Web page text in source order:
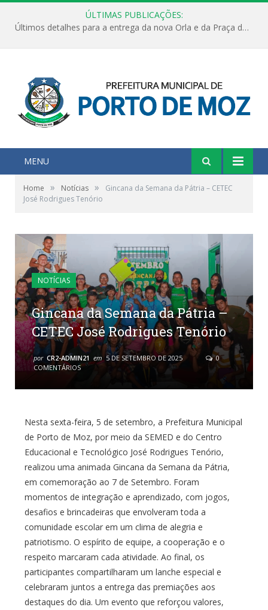
ÚLTIMAS PUBLICAÇÕES:
Últimos detalhes para a entrega da nova Orla e da Praça do Praião
MENU
Home » Notícias »
Gincana da Semana da Pátria – CETEC
José Rodrigues Tenório
NOTÍCIAS
Gincana da Semana da Pátria –
CETEC José Rodrigues Tenório
por CR2-ADMIN21 em 5 DE SETEMBRO DE 2025
0
COMENTÁRIOS
Nesta sexta-feira, 5 de setembro, a Prefeitura Municipal
de Porto de Moz, por meio da SEMED e do Centro
Educacional e Tecnológico José Rodrigues Tenório,
realizou uma animada Gincana da Semana da Pátria,
em comemoração ao 7 de Setembro. Foram
momentos de integração e aprendizado, com jogos,
desafios e brincadeiras que envolveram toda a
comunidade escolar em um clima de alegria e
patriotismo. O espírito de equipe, a cooperação e o
respeito marcaram cada atividade. Ao final, os
participantes compartilharam um lanche especial e
celebraram juntos a entrega das premiações aos
destaques do dia. Um evento que reforçou valores,